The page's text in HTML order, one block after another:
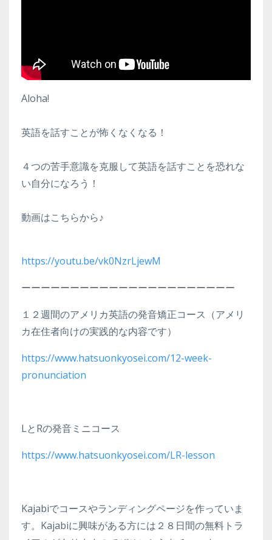
Aloha!
英語を話すことが怖くなくなる！
４つの苦手意識を克服して英語を話すことを恐れな
い自分になろう！
動画はこちらから♪
https://youtu.be/vk0NzrLjewM
ーーーーーーーーーーーーーーーーーーーーーー
１２週間のアメリカ英語の発音矯正コース（アメリ
カ在住者向けの実践的な内容です）
https://www.hatsuonkyosei.com/12-week-
pronunciation
LとRの発音ミニコース
https://www.hatsuonkyosei.com/LR-lesson
Kajabiでコースやランディングページを作っていま
す。Kajabiに興味がある方には２８日間の無料トラ